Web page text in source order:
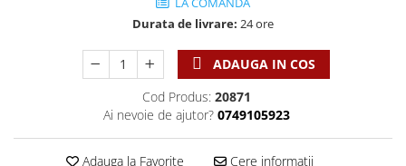
Instrumente pastorale
Despre biserica
Predici/ Schite de predici
Resurse studiu biblic
Produse din lemn
Alte suveniruri
Magneti
Suport pahar
Durata de livrare: 24 ore
ADAUGA IN COS
Cod Produs: 20871
Ai nevoie de ajutor? 0749105923
Adauga la Favorite Cere informatii